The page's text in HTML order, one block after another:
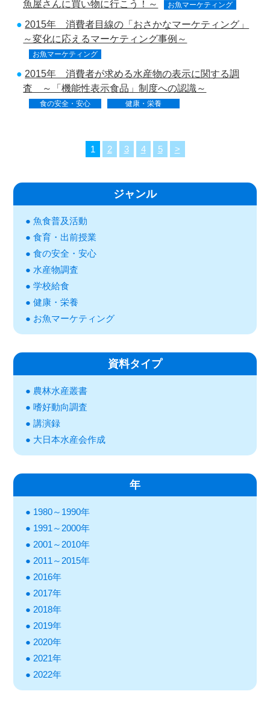
魚屋さんに買い物に行こう！～
お魚マーケティング
2015年 消費者目線の「おさかなマーケティング」
～変化に応えるマーケティング事例～
お魚マーケティング
2015年 消費者が求める水産物の表示に関する調
査 ～「機能性表示食品」制度への認識～
食の安全・安心 健康・栄養
1 2 3 4 5 >
ジャンル
魚食普及活動
食育・出前授業
食の安全・安心
水産物調査
学校給食
健康・栄養
お魚マーケティング
資料タイプ
農林水産叢書
嗜好動向調査
講演録
大日本水産会作成
年
1980～1990年
1991～2000年
2001～2010年
2011～2015年
2016年
2017年
2018年
2019年
2020年
2021年
2022年